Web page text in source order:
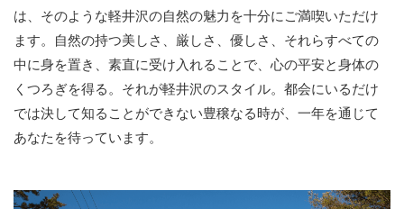
は、そのような軽井沢の自然の魅力を十分にご満喫いただけ
ます。自然の持つ美しさ、厳しさ、優しさ、それらすべての
中に身を置き、素直に受け入れることで、心の平安と身体の
くつろぎを得る。それが軽井沢のスタイル。都会にいるだけ
では決して知ることができない豊穣なる時が、一年を通じて
あなたを待っています。